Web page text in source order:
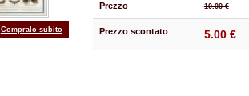
Compralo subito
Prezzo 10.00 €
Prezzo scontato 5.00 €